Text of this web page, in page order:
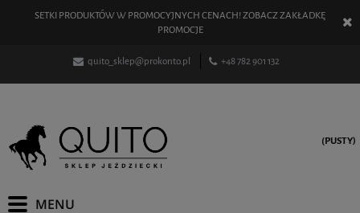
SETKI PRODUKTÓW W PROMOCYJNYCH CENACH! ZOBACZ ZAKŁADKĘ
PROMOCJE
quito_sklep@prokonto.pl +48 782 901 132
(PUSTY)